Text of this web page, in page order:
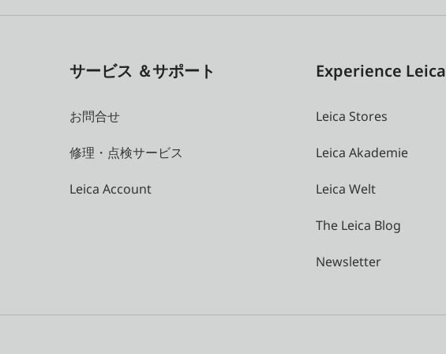
サービス ＆サポート
お問合せ
修理・点検サービス
Leica Account
Experience Leica
Leica Stores
Leica Akademie
Leica Welt
The Leica Blog
Newsletter